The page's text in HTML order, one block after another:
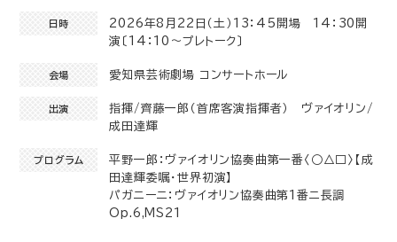
日時
2026年8月22日（土）13：45開場 14：30開
演〔14：10～プレトーク〕
会場 愛知県芸術劇場 コンサートホール
出演
指揮/齊藤一郎（首席客演指揮者） ヴァイオリン/
成田達輝
プログラム
平野一郎：ヴァイオリン協奏曲第一番〈○△□〉【成
田達輝委嘱・世界初演】
パガニーニ：ヴァイオリン協奏曲第1番ニ長調
Op.6,MS21